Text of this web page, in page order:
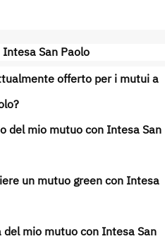
San Paolo
offerto per i mutui a
del mio mutuo con Intesa San
un mutuo green con Intesa
mio mutuo con Intesa San